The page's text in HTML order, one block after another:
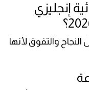
إنجليزي
والتفوق لأنها